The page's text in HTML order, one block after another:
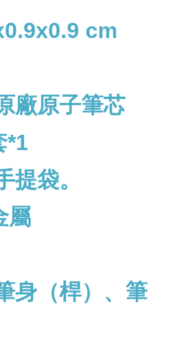
cm
廠原子筆芯
*1
提袋。
屬
身（桿）、筆